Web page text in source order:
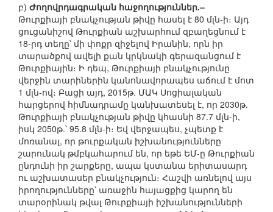
բ) Ժողովրդագրական հաջողություններ.–
Թուրքիայի բնակչության թիվը հասել է 80 մլն-ի։ Այդ
ցուցանիշով Թուրքիան աշխարհում զբաղեցնում է
18-րդ տեղը՝ մի փոքր զիջելով Իրանին, որն իր
տարածքով ավելի քան կրկնակի գերազանցում է
Թուրքիային։ Ի դեպ, Թուրքիայի բնակչությունը
վերջին տարիներին կանոնավորապես աճում է մոտ
1 մլն-ով։ Բացի այդ, 2015թ. ՄԱԿ Սոցիալական
հարցերով հիմնադրամը կանխատեսել է, որ 2030թ.
Թուրքիայի բնակչության թիվը կհասնի 87.7 մլն-ի,
իսկ 2050թ.՝ 95.8 մլն-ի։ Եվ վերջապես, չպետք է
մոռանալ, որ թուրքական իշխանությունները
շարունակ թմբկահարում են, որ եթե ԵՄ-ը Թուրքիան
ընդունի իր շարքերը, ապա կստանա երիտասարդ
ու աշխատասեր բնակչություն։ Հաշվի առնելով այս
իրողությունները՝ առաջին հայացքից կարող են
տարօրինակ թվալ Թուրքիայի իշխանությունների